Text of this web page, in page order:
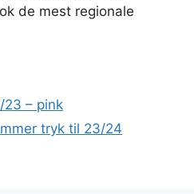
de mest regionale
23 – pink
tryk til 23/24